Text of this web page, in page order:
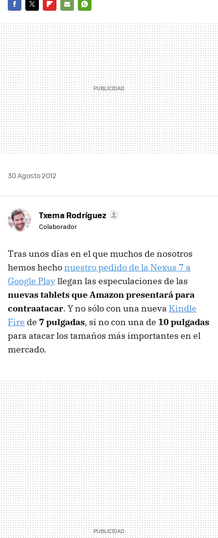
MAIL
30 Agosto 2012
Txema Rodríguez
Colaborador
Tras unos días en el que muchos de nosotros
hemos hecho nuestro pedido de la Nexus 7 a
Google Playllegan las especulaciones de las
nuevas tablets que Amazon presentará para
contraatacar. Y no sólo con una nueva Kindle
Fire de 7 pulgadas, si no con una de 10 pulgadas
para atacar los tamaños más importantes en el
mercado.